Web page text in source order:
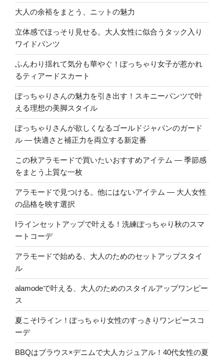
大人の余裕をまとう、ニットの魅力
立体感でほっそり見せる。大人女性に似合うタック入り
ワイドパンツ
ふんわり揺れて気分も華やぐ！ぽっちゃり女子が惹かれ
るティアードスカート
ぽっちゃりさんの魅力を引き出す！スキニーパンツで叶
える理想の美脚スタイル
ぽっちゃりさんが欲しくなるゴールドジャパンのガード
ル ― 快適さと補正力を両立する新定番
この秋アラモードで買いたいおすすめアイテム ― 季節感
をまとう上質な一枚
アラモードで見つける。他にはないアイテム ― 大人女性
の品格を映す選択
Iラインセットアップで叶える！洗練ぽっちゃり秋のスマ
ートコーデ
アラモードで始める、大人のためのセットアップスタイ
ル
alamodeで叶える、大人のためのスタイルアップワンピー
ス
夏こそIライン！ぽっちゃり女性のすっきりワンピースコ
ーデ
BBQはブラウス×デニムで大人カジュアル！40代女性の夏